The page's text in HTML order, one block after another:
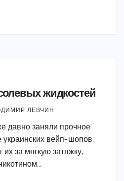
жидкостей
ЛЕВЧИН
давно заняли прочное
украинских вейп-шопов.
за мягкую затяжку,